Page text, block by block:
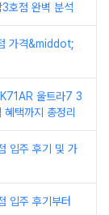
호점 완벽 분석
가격&middot;
울트라7 3
택까지 총정리
입주 후기 및 가
입주 후기부터